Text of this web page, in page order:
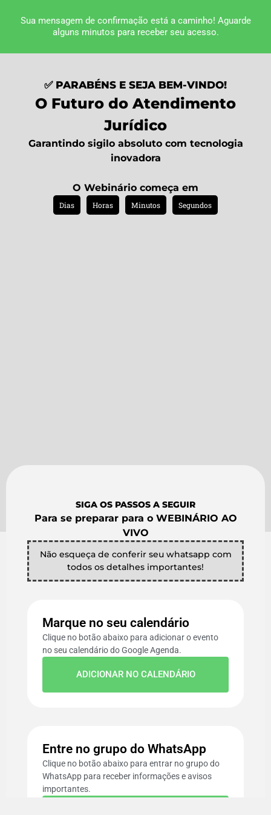
Sua mensagem de confirmação está a caminho! Aguarde
alguns minutos para receber seu acesso.
✅ PARABÉNS E SEJA BEM-VINDO!
O Futuro do Atendimento
Jurídico
Garantindo sigilo absoluto com tecnologia
inovadora
O Webinário começa em
Dias Horas Minutos Segundos
SIGA OS PASSOS A SEGUIR
Para se preparar para o WEBINÁRIO AO
VIVO
Não esqueça de conferir seu whatsapp com
todos os detalhes importantes!
Marque no seu calendário
Clique no botão abaixo para adicionar o evento
no seu calendário do Google Agenda.
ADICIONAR NO CALENDÁRIO
Entre no grupo do WhatsApp
Clique no botão abaixo para entrar no grupo do
WhatsApp para receber informações e avisos
importantes.